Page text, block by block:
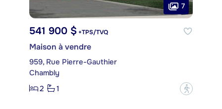
7
541 900 $ +TPS/TVQ
Maison à vendre
959, Rue Pierre-Gauthier
Chambly
2
1 ?